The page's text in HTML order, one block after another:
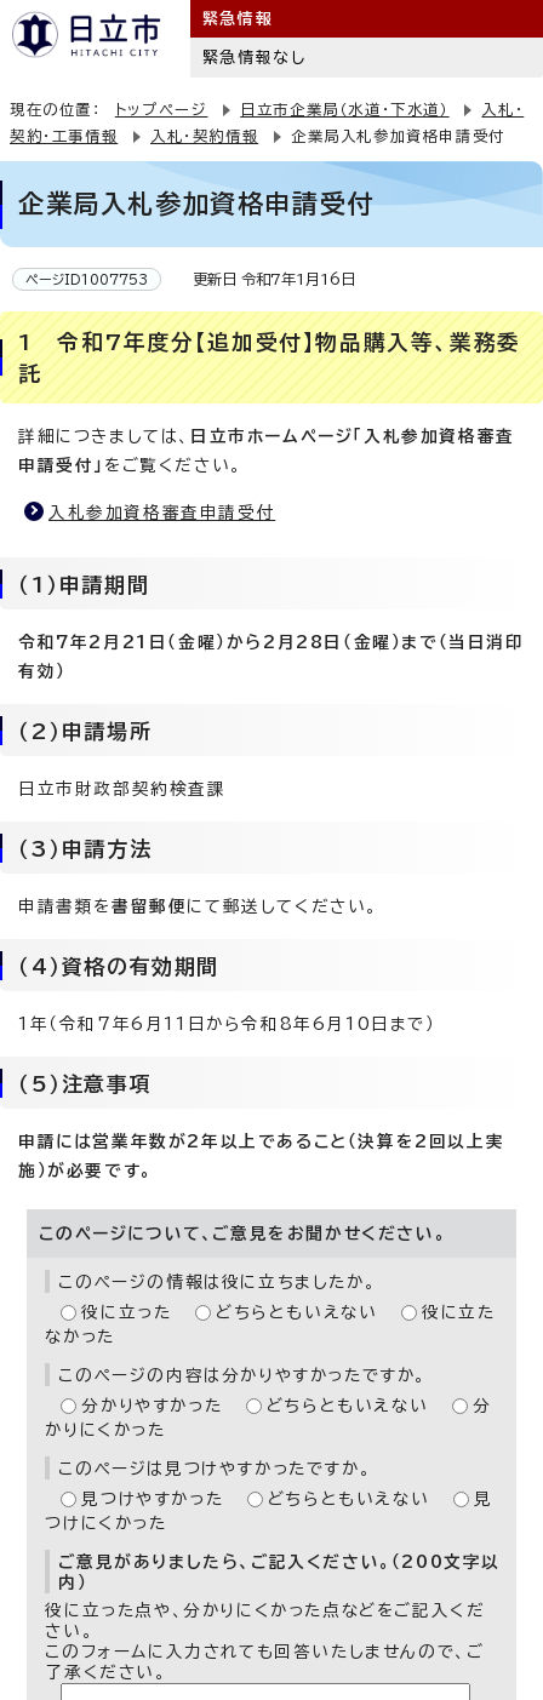
緊急情報
緊急情報なし
現在の位置： トップページ 日立市企業局（水道・下水道）
入札・
契約・工事情報
入札・契約情報 企業局入札参加資格申請受付
企業局入札参加資格申請受付
ページID1007753 更新日 令和7年1月16日
1 令和7年度分【追加受付】物品購入等、業務委
託
詳細につきましては、
日立市ホームページ「入札参加資格審査
申請受付」 をご覧ください。
入札参加資格審査申請受付
（1）申請期間
令和7年2月21日（金曜）から2月28日（金曜）まで（当日消印
有効）
（2）申請場所
日立市財政部契約検査課
（3）申請方法
申請書類を 書留郵便 にて郵送してください。
（4）資格の有効期間
1年（令和7年6月11日から令和8年6月10日まで）
（5）注意事項
申請には営業年数が2年以上であること（決算を2回以上実
施）が必要です。
このページについて、ご意見をお聞かせください。
このページの情報は役に立ちましたか。
役に立った
どちらともいえない
役に立た
なかった
このページの内容は分かりやすかったですか。
分かりやすかった
どちらともいえない
分
かりにくかった
このページは見つけやすかったですか。
見つけやすかった
どちらともいえない
見
つけにくかった
ご意見がありましたら、ご記入ください。（200文字以
内）
役に立った点や、分かりにくかった点などをご記入くだ
さい。
このフォームに入力されても回答いたしませんので、ご
了承ください。